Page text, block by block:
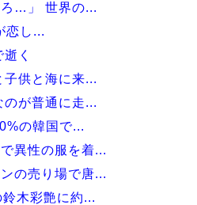
RSS
ろ…」 世界の...
恋し...
く
子供と海に来...
のが普通に走...
の韓国で...
異性の服を着...
の売り場で唐...
木彩艶に約...